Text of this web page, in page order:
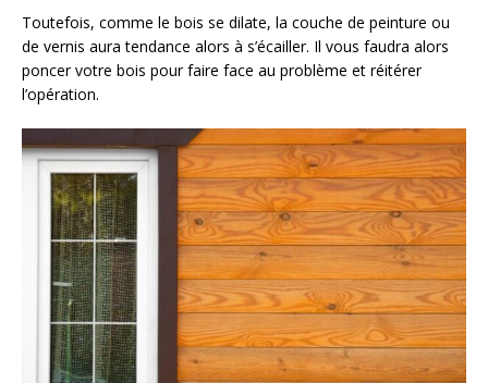
Toutefois, comme le bois se dilate, la couche de peinture ou
de vernis aura tendance alors à s’écailler. Il vous faudra alors
poncer votre bois pour faire face au problème et réitérer
l’opération.